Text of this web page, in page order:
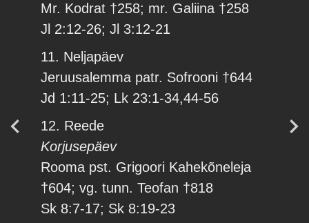
Mr. Kodrat †258; mr. Galiina †258
Jl 2:12-26; Jl 3:12-21
11. Neljapäev
Jeruusalemma patr. Sofrooni †644
Jd 1:11-25; Lk 23:1-34,44-56
12. Reede
Korjusepäev
Rooma pst. Grigoori Kahekõneleja
†604; vg. tunn. Teofan †818
Sk 8:7-17; Sk 8:19-23